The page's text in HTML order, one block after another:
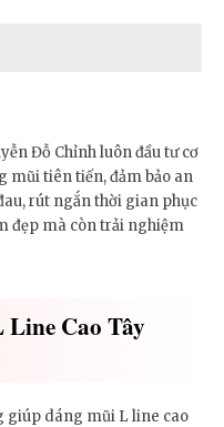
Đỗ Chỉnh luôn đầu tư cơ
mũi tiên tiến, đảm bảo an
rút ngắn thời gian phục
đẹp mà còn trải nghiệm
Cao Tây
giúp dáng mũi L line cao